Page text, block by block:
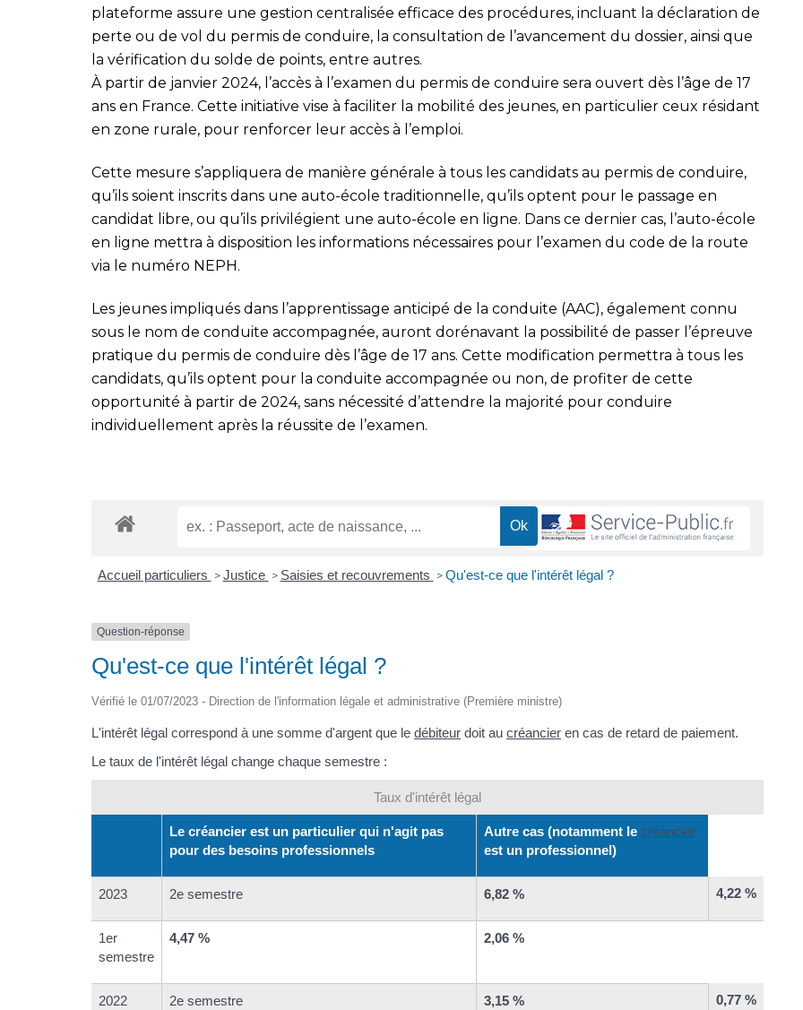
plateforme assure une gestion centralisée efficace des procédures, incluant la déclaration de
perte ou de vol du permis de conduire, la consultation de l’avancement du dossier, ainsi que
la vérification du solde de points, entre autres.
À partir de janvier 2024, l’accès à l’examen du permis de conduire sera ouvert dès l’âge de 17
ans en France. Cette initiative vise à faciliter la mobilité des jeunes, en particulier ceux résidant
en zone rurale, pour renforcer leur accès à l’emploi.
Cette mesure s’appliquera de manière générale à tous les candidats au permis de conduire,
qu’ils soient inscrits dans une auto-école traditionnelle, qu’ils optent pour le passage en
candidat libre, ou qu’ils privilégient une auto-école en ligne. Dans ce dernier cas, l’auto-école
en ligne mettra à disposition les informations nécessaires pour l’examen du code de la route
via le numéro NEPH.
Les jeunes impliqués dans l’apprentissage anticipé de la conduite (AAC), également connu
sous le nom de conduite accompagnée, auront dorénavant la possibilité de passer l’épreuve
pratique du permis de conduire dès l’âge de 17 ans. Cette modification permettra à tous les
candidats, qu’ils optent pour la conduite accompagnée ou non, de profiter de cette
opportunité à partir de 2024, sans nécessité d’attendre la majorité pour conduire
individuellement après la réussite de l’examen.
Accueil particuliers > Justice > Saisies et recouvrements > Qu'est-ce que l'intérêt légal ?
Question-réponse
Qu'est-ce que l'intérêt légal ?
Vérifié le 01/07/2023 - Direction de l'information légale et administrative (Première ministre)
L'intérêt légal correspond à une somme d'argent que le débiteur doit au créancier en cas de retard de paiement.
Le taux de l'intérêt légal change chaque semestre :
Taux d'intérêt légal
Le créancier est un particulier qui n'agit pas
pour des besoins professionnels
Autre cas (notamment le créancier
est un professionnel)
2023 2e semestre 6,82 % 4,22 %
1er
semestre
4,47 % 2,06 %
2022 2e semestre 3,15 % 0,77 %